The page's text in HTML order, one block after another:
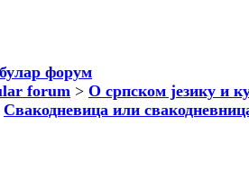
форум
forum > О српском језику и
Свакодневица или